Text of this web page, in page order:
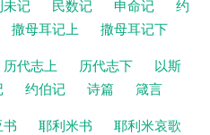
未记 民数记 申命记
约
撒母耳记上
撒母耳记下
历代志上 历代志下
以斯
约伯记 诗篇
箴言
耶利米书
耶利米哀歌